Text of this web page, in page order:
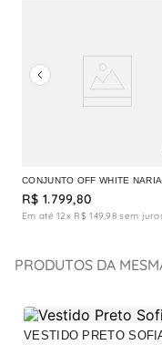
CONJUNTO OFF WHITE
R$ 1.799,80
Em até12x R$ 149,98 sem
PRODUTOS DA
VESTIDO PRETO